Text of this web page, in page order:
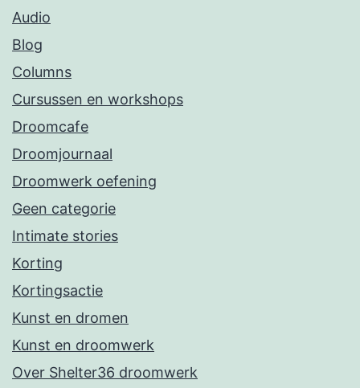
Audio
Blog
Columns
Cursussen en workshops
Droomcafe
Droomjournaal
Droomwerk oefening
Geen categorie
Intimate stories
Korting
Kortingsactie
Kunst en dromen
Kunst en droomwerk
Over Shelter36 droomwerk